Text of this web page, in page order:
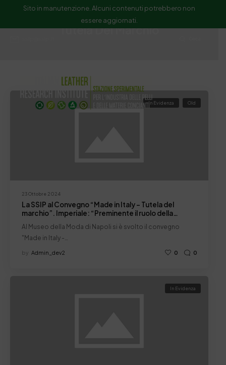
Sito in manutenzione. Alcuni contenuti potrebbero non
essere aggiornati.
Tutela Del Marchio
23 Ottobre 2024
In Evidenza Old
La SSIP al Convegno “Made in Italy – Tutela del
marchio”. Imperiale: “Preminente il ruolo della
Al Museo della Moda di Napoli si è svolto il convegno
"Made in Italy -…
by Admin_dev2 0 0
In Evidenza